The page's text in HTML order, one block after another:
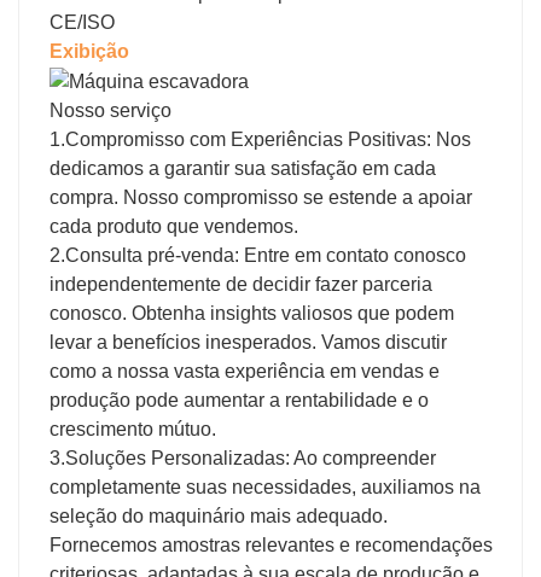
CE/ISO
Exibição
Nosso serviço
1.Compromisso com Experiências Positivas: Nos
dedicamos a garantir sua satisfação em cada
compra. Nosso compromisso se estende a apoiar
cada produto que vendemos.
2.Consulta pré-venda: Entre em contato conosco
independentemente de decidir fazer parceria
conosco. Obtenha insights valiosos que podem
levar a benefícios inesperados. Vamos discutir
como a nossa vasta experiência em vendas e
produção pode aumentar a rentabilidade e o
crescimento mútuo.
3.Soluções Personalizadas: Ao compreender
completamente suas necessidades, auxiliamos na
seleção do maquinário mais adequado.
Fornecemos amostras relevantes e recomendações